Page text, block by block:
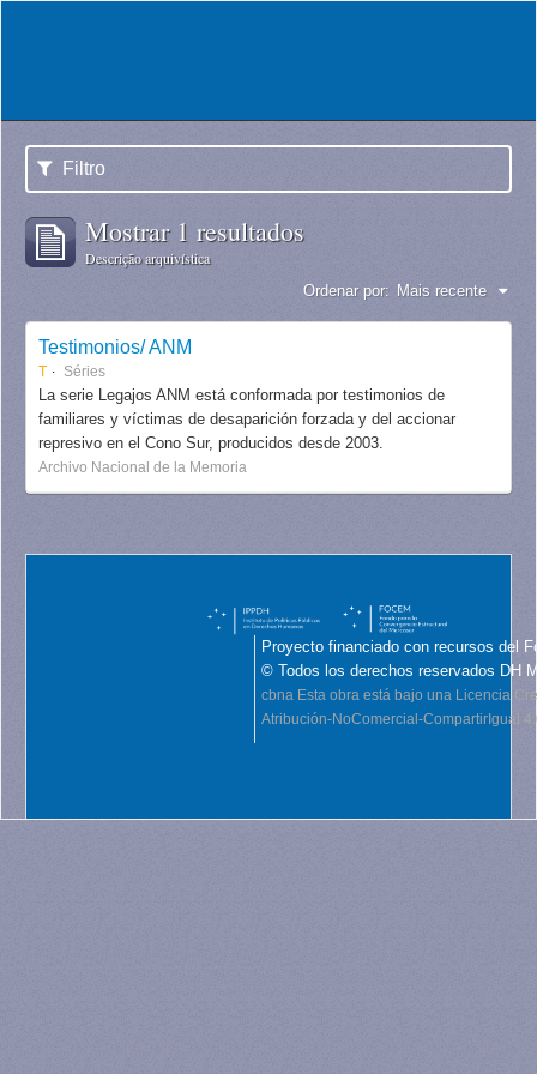
Filtro
Mostrar 1 resultados
Descrição arquivística
Ordenar por: Mais recente
Testimonios/ ANM
T Séries
La serie Legajos ANM está conformada por testimonios de
familiares y víctimas de desaparición forzada y del accionar
represivo en el Cono Sur, producidos desde 2003.
Archivo Nacional de la Memoria
Proyecto financiado con recursos del
© Todos los derechos reservados DH
cbna Esta obra está bajo una Licencia
Atribución-NoComercial-CompartirIgual